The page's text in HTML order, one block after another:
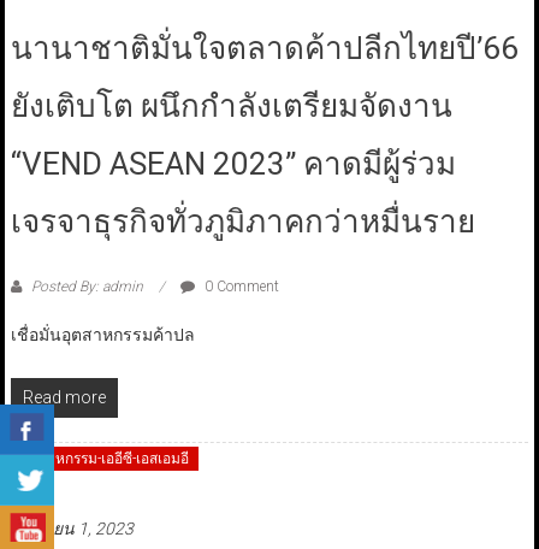
นานาชาติมั่นใจตลาดค้าปลีกไทยปี’66
ยังเติบโต ผนึกกำลังเตรียมจัดงาน
“VEND ASEAN 2023” คาดมีผู้ร่วม
เจรจาธุรกิจทั่วภูมิภาคกว่าหมื่นราย
Posted By: admin 0 Comment
เชื่อมั่นอุตสาหกรรมค้าปล
Read more
อุตสาหกรรม-เออีซี-เอสเอมอี
มิถุนายน 1, 2023